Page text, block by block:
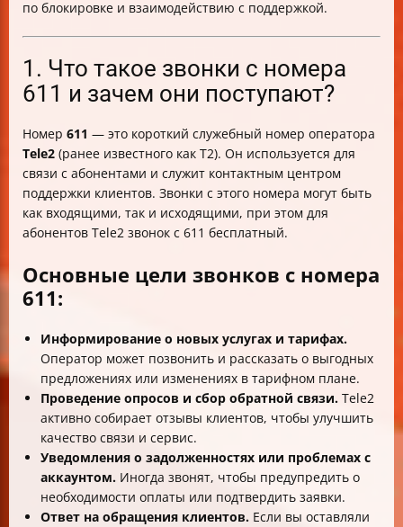
по блокировке и взаимодействию с поддержкой.
1. Что такое звонки с номера
611 и зачем они поступают?
Номер 611 — это короткий служебный номер оператора
Tele2 (ранее известного как Т2). Он используется для
связи с абонентами и служит контактным центром
поддержки клиентов. Звонки с этого номера могут быть
как входящими, так и исходящими, при этом для
абонентов Tele2 звонок с 611 бесплатный.
Основные цели звонков с номера
611:
Информирование о новых услугах и тарифах.
Оператор может позвонить и рассказать о выгодных
предложениях или изменениях в тарифном плане.
Проведение опросов и сбор обратной связи. Tele2
активно собирает отзывы клиентов, чтобы улучшить
качество связи и сервис.
Уведомления о задолженностях или проблемах с
аккаунтом. Иногда звонят, чтобы предупредить о
необходимости оплаты или подтвердить заявки.
Ответ на обращения клиентов. Если вы оставляли